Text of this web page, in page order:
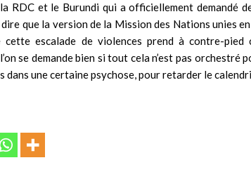
RDC et le Burundi qui a officiellement demandé
que la version de la Mission des Nations unies
cette escalade de violences prend à contre-
se demande bien si tout cela n’est pas orchestré
dans une certaine psychose, pour retarder le